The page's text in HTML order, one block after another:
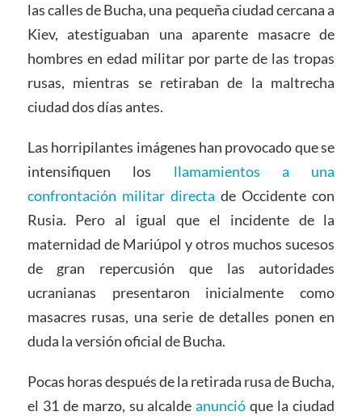
las calles de Bucha, una pequeña ciudad cercana a
Kiev, atestiguaban una aparente masacre de
hombres en edad militar por parte de las tropas
rusas, mientras se retiraban de la maltrecha
ciudad dos días antes.
Las horripilantes imágenes han provocado que se
intensifiquen los llamamientos a una
confrontación militar directa de Occidente con
Rusia. Pero al igual que el incidente de la
maternidad de Mariúpol y otros muchos sucesos
de gran repercusión que las autoridades
ucranianas presentaron inicialmente como
masacres rusas, una serie de detalles ponen en
duda la versión oficial de Bucha.
Pocas horas después de la retirada rusa de Bucha,
el 31 de marzo, su alcaldeanunció que la ciudad